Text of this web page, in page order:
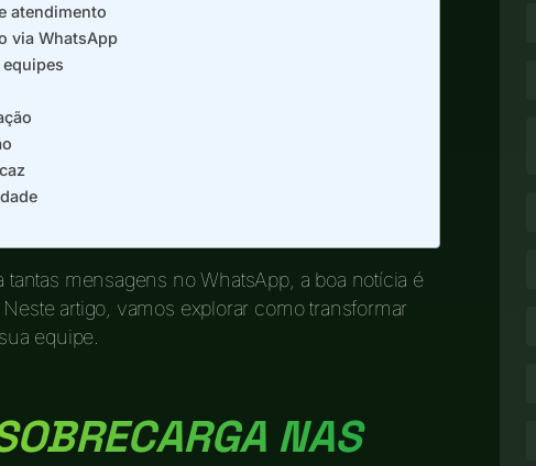
atendimento
via WhatsApp
mensagens no WhatsApp, a boa notícia é
artigo, vamos explorar como transformar
equipe.
NAS